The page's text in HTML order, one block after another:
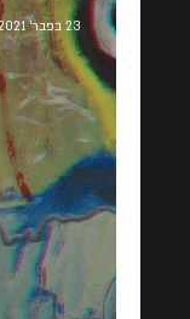
23 בפבר׳ 2021